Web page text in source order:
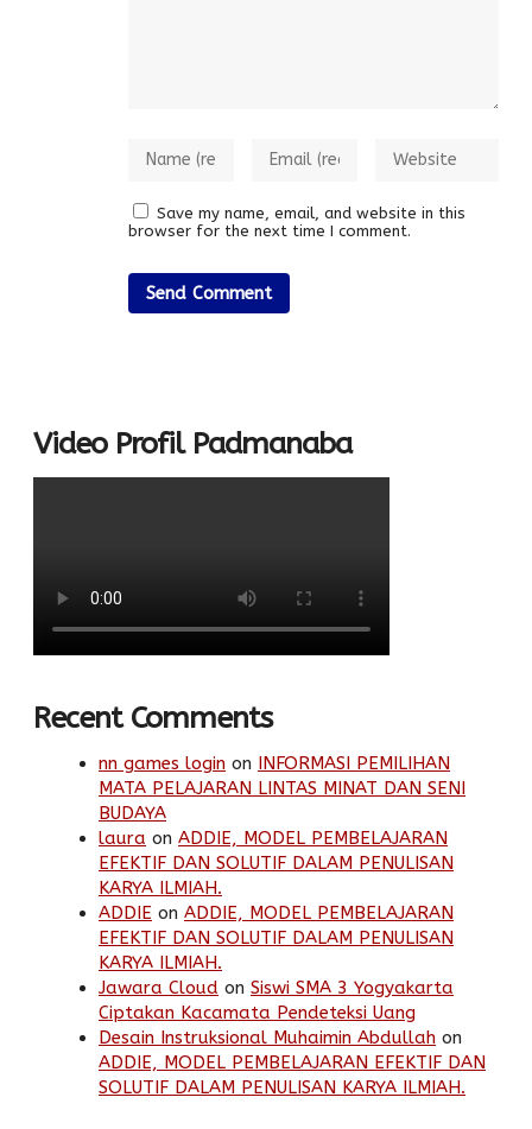
Save my name, email, and website in this
browser for the next time I comment.
Video Profil Padmanaba
Recent Comments
nn games login on INFORMASI PEMILIHAN
MATA PELAJARAN LINTAS MINAT DAN SENI
BUDAYA
laura on ADDIE, MODEL PEMBELAJARAN
EFEKTIF DAN SOLUTIF DALAM PENULISAN
KARYA ILMIAH.
ADDIE on ADDIE, MODEL PEMBELAJARAN
EFEKTIF DAN SOLUTIF DALAM PENULISAN
KARYA ILMIAH.
Jawara Cloud on Siswi SMA 3 Yogyakarta
Ciptakan Kacamata Pendeteksi Uang
Desain Instruksional Muhaimin Abdullah on
ADDIE, MODEL PEMBELAJARAN EFEKTIF DAN
SOLUTIF DALAM PENULISAN KARYA ILMIAH.